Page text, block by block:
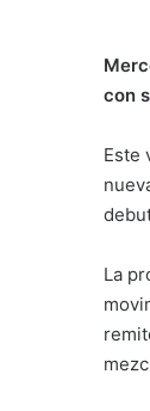
con
Este
La